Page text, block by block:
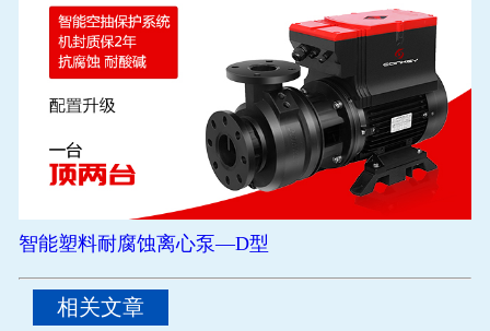
智能塑料耐腐蚀离心泵—D型
相关文章